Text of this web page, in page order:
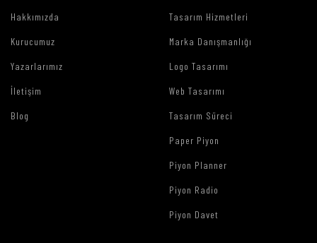
Hakkımızda
Kurucumuz
Yazarlarımız
İletişim
Blog
Tasarım Hizmetleri
Marka Danışmanlığı
Logo Tasarımı
Web Tasarımı
Tasarım Süreci
Paper Piyon
Piyon Planner
Piyon Radio
Piyon Davet